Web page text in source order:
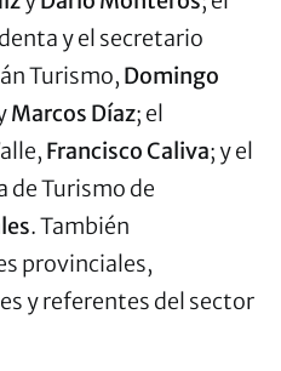
y el secretario
Turismo, Domingo
Marcos Díaz; el
Francisco Caliva; y el
de Turismo de
. También
provinciales,
y referentes del sector